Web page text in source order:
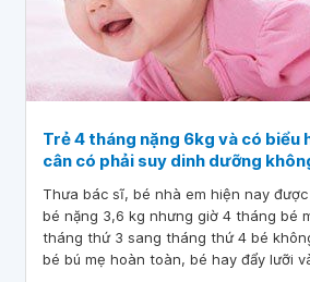
Trẻ 4 tháng nặng 6kg và có biểu
cân có phải suy dinh dưỡng
Thưa bác sĩ, bé nhà em hiện nay
bé nặng 3,6 kg nhưng giờ 4 tháng bé
tháng thứ 3 sang tháng thứ 4 bé
bé bú mẹ hoàn toàn, bé hay đẩy lưỡi